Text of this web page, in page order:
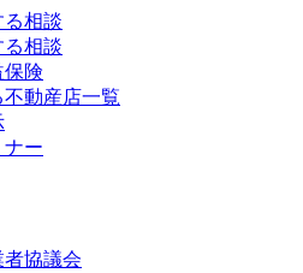
相談
る相談
保険
動産店一覧
ナー
協議会